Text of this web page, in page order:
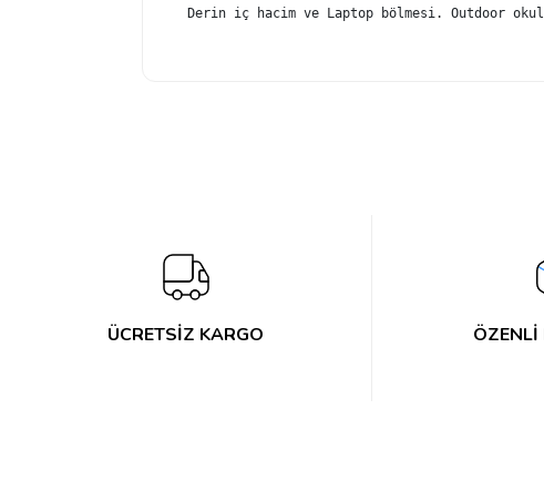
Derin iç hacim ve Laptop bölmesi. Outdoor
ÜCRETSİZ KARGO ÖZENLİ